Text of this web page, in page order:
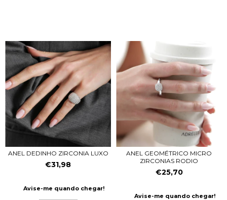
ANEL DEDINHO ZIRCONIA LUXO
€31,98
Avise-me quando chegar!
ANEL GEOMÉTRICO MICRO
ZIRCONIAS RODIO
€25,70
Avise-me quando chegar!